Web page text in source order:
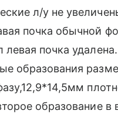
л/у не
почка обычной
почка
образования
образование в